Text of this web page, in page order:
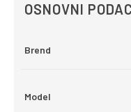
OSNOVNI
Brend
Model